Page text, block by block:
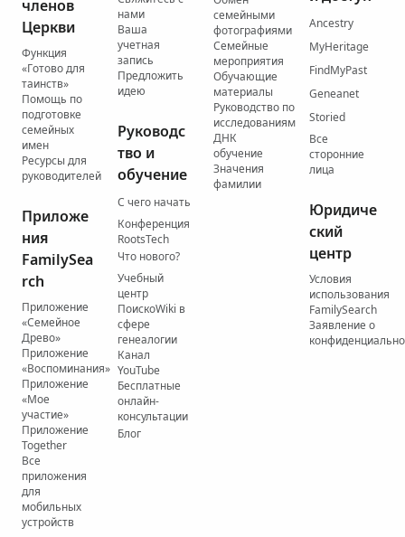
членов
Церкви
Функция
«Готово для
таинств»
Помощь по
подготовке
семейных
имен
Ресурсы для
руководителей
Приложе
ния
FamilySea
rch
Приложение
«Семейное
Древо»
Приложение
«Воспоминания»
Приложение
«Мое
участие»
Приложение
Together
Все
приложения
для
мобильных
устройств
нами
Ваша
учетная
запись
Предложить
идею
Руководс
тво и
обучение
С чего начать
Конференция
RootsTech
Что нового?
Учебный
центр
ПоискоWiki в
сфере
генеалогии
Канал
YouTube
Бесплатные
онлайн-
консультации
Блог
семейными
фотографиями
Семейные
мероприятия
Обучающие
материалы
Руководство по
исследованиям
ДНК
обучение
Значения
фамилии
Ancestry
MyHeritage
FindMyPast
Geneanet
Storied
Все
сторонние
лица
Юридиче
ский
центр
Условия
использования
FamilySearch
Заявление о